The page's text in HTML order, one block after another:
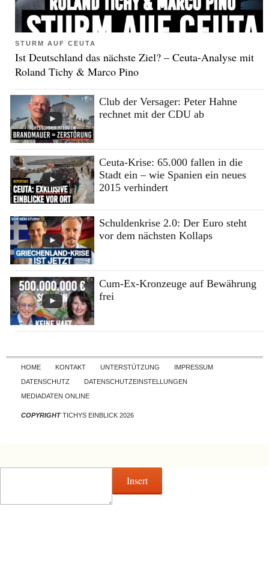
STURM AUF CEUTA
Ist Deutschland das nächste Ziel? – Ceuta-Analyse mit
Roland Tichy & Marco Pino
Club der Versager: Peter Hahne
rechnet mit der CDU ab
Ceuta-Krise: 65.000 fallen in die
Stadt ein – wie Spanien ein neues
2015 verhindert
Schuldenkrise 2.0: Der Euro steht
vor dem nächsten Kollaps
Cum-Ex-Kronzeuge auf Bewährung
frei
Skip to content
HOME KONTAKT UNTERSTÜTZUNG
IMPRESSUM
DATENSCHUTZ
DATENSCHUTZEINSTELLUNGEN
MEDIADATEN ONLINE
COPYRIGHTTICHYS EINBLICK 2026
Insert